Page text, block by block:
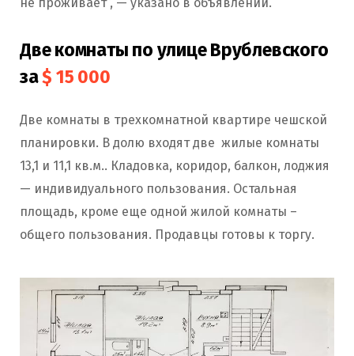
Две комнаты по улице Врублевского
за$ 15 000
Две комнаты в трехкомнатной квартире чешской
планировки. В долю входят две жилые комнаты
13,1 и 11,1 кв.м.. Кладовка, коридор, балкон, лоджия
— индивидуального пользования. Остальная
площадь, кроме еще одной жилой комнаты –
общего пользования. Продавцы готовы к торгу.